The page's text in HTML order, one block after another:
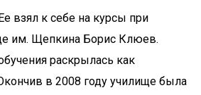
взял к себе на курсы при
им. Щепкина Борис Клюев.
раскрылась как
в 2008 году училище была